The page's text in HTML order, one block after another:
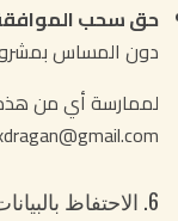
حق سحب
دون المساس
لممارسة أي من
6. الاحتفاظ بالبيانات ونقلها